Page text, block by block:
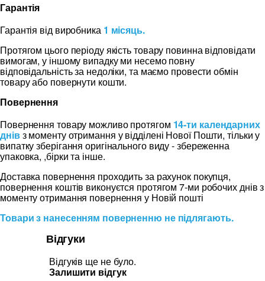
Гарантія
Гарантія від виробника 1 місяць.
Протягом цього періоду якість товару повинна відповідати
вимогам, у іншому випадку ми несемо повну
відповідальність за недоліки, та маємо провести обмін
товару або повернути кошти.
Повернення
Повернення товару можливо протягом 14-ти календарних
днівз моменту отримання у відділені Нової Пошти, тільки у
випатку зберігання оригінального виду - збереженна
упаковка, ,бірки та інше.
Доставка повернення проходить за рахунок покупця,
повернення коштів виконуєтся протягом 7-ми робочих днів з
моменту отримання повернення у Новій пошті
Товари з нанесенням поверненню не підлягають.
Відгуки
Відгуків ще не було.
Залишити відгук